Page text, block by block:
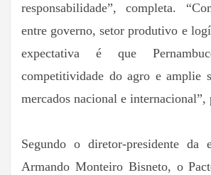
responsabilidade”, completa.
entre governo, setor produtivo e
expectativa é que
competitividade do agro e amplie
mercados nacional e internacional”,
Segundo o diretor-presidente da
Armando Monteiro Bisneto, o